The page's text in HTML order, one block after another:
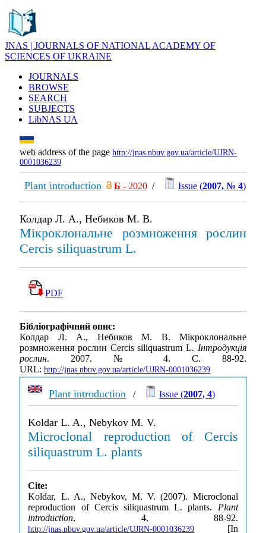
JNAS | JOURNALS OF NATIONAL ACADEMY OF
SCIENCES OF UKRAINE
JOURNALS
BROWSE
SEARCH
SUBJECTS
LibNAS UA
web address of the page http://jnas.nbuv.gov.ua/article/UJRN-
0001036239
Plant introduction Б - 2020 / Issue (2007, № 4)
Колдар Л. А., Небиков М. В.
Мікроклональне розмноження рослин
Cercis siliquastrum L.
PDF
Бібліографічний опис:
Колдар Л. А., Небиков М. В. Мікроклональне
розмноження рослин Cercis siliquastrum L. Інтродукція
рослин. 2007. № 4. С. 88-92.
URL: http://jnas.nbuv.gov.ua/article/UJRN-0001036239
Plant introduction / Issue (2007, 4)
Koldar L. A., Nebykov M. V.
Microclonal reproduction of Cercis
siliquastrum L. plants
Cite:
Koldar, L. A., Nebykov, M. V. (2007). Microclonal
reproduction of Cercis siliquastrum L. plants. Plant
introduction, 4, 88-92.
http://jnas.nbuv.gov.ua/article/UJRN-0001036239 [In